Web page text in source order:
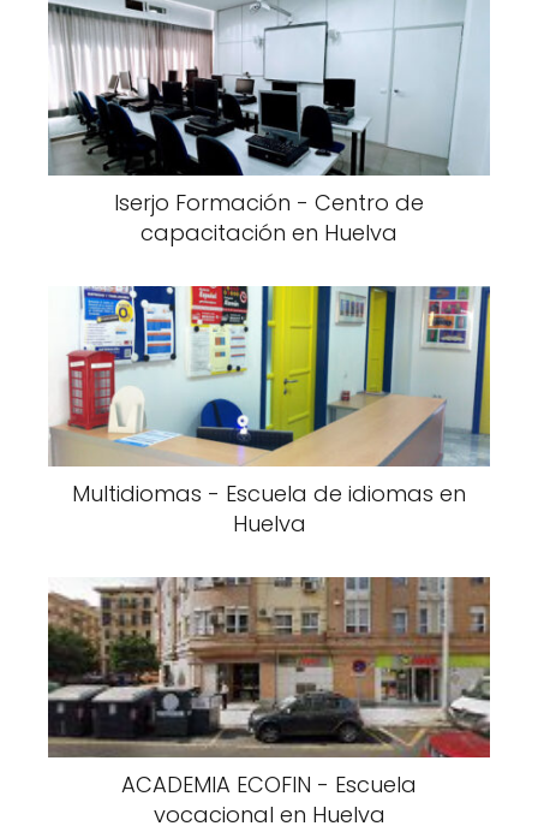
Iserjo Formación - Centro de
capacitación en Huelva
Multidiomas - Escuela de idiomas en
Huelva
ACADEMIA ECOFIN - Escuela
vocacional en Huelva